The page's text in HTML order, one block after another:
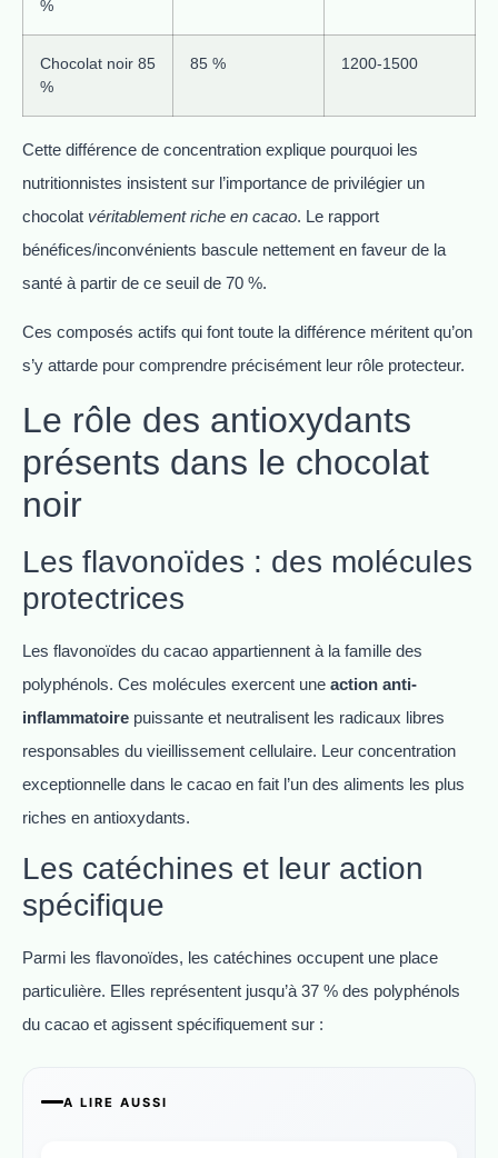
%
Chocolat noir 85
%
85 % 1200-1500
Cette différence de concentration explique pourquoi les
nutritionnistes insistent sur l’importance de privilégier un
chocolat véritablement riche en cacao. Le rapport
bénéfices/inconvénients bascule nettement en faveur de la
santé à partir de ce seuil de 70 %.
Ces composés actifs qui font toute la différence méritent qu’on
s’y attarde pour comprendre précisément leur rôle protecteur.
Le rôle des antioxydants
présents dans le chocolat
noir
Les flavonoïdes : des molécules
protectrices
Les flavonoïdes du cacao appartiennent à la famille des
polyphénols. Ces molécules exercent une action anti-
inflammatoire puissante et neutralisent les radicaux libres
responsables du vieillissement cellulaire. Leur concentration
exceptionnelle dans le cacao en fait l’un des aliments les plus
riches en antioxydants.
Les catéchines et leur action
spécifique
Parmi les flavonoïdes, les catéchines occupent une place
particulière. Elles représentent jusqu’à 37 % des polyphénols
du cacao et agissent spécifiquement sur :
A LIRE AUSSI